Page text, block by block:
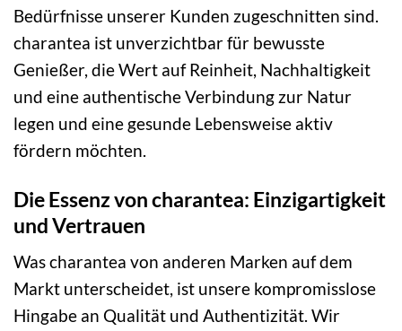
Bedürfnisse unserer Kunden zugeschnitten sind.
charantea ist unverzichtbar für bewusste
Genießer, die Wert auf Reinheit, Nachhaltigkeit
und eine authentische Verbindung zur Natur
legen und eine gesunde Lebensweise aktiv
fördern möchten.
Die Essenz von charantea: Einzigartigkeit
und Vertrauen
Was charantea von anderen Marken auf dem
Markt unterscheidet, ist unsere kompromisslose
Hingabe an Qualität und Authentizität. Wir